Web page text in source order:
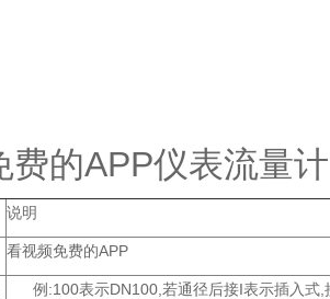
的APP仪表流量
说明
看视频免费的APP
例:100表示DN100,若通径后接I表示插入式,